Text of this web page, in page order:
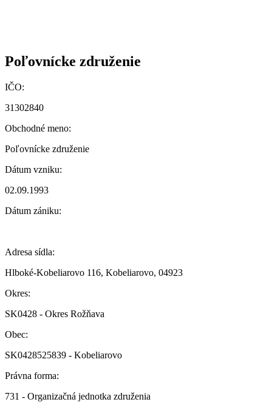
Poľovnícke združenie
IČO:
31302840
Obchodné meno:
Poľovnícke združenie
Dátum vzniku:
02.09.1993
Dátum zániku:
Adresa sídla:
Hlboké-Kobeliarovo 116, Kobeliarovo, 04923
Okres:
SK0428 - Okres Rožňava
Obec:
SK0428525839 - Kobeliarovo
Právna forma:
731 - Organizačná jednotka združenia